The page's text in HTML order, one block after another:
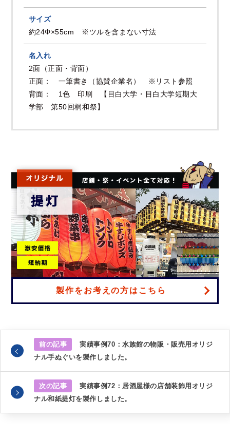
サイズ
約24Φ×55cm ※ツルを含まない寸法
名入れ
2面（正面・背面）
正面： 一筆書き（協賛企業名） ※リスト参照
背面： 1色 印刷 【目白大学・目白大学短期大
学部 第50回桐和祭】
製作をお考えの方はこちら
前の記事
実績事例70：水族館の物販・販売用オリジ
ナル手ぬぐいを製作しました。
次の記事
実績事例72：居酒屋様の店舗装飾用オリジ
ナル和紙提灯を製作しました。